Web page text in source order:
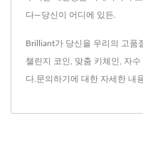
다—당신이 어디에 있든.
Brilliant가 당신을 우리의 고품
챌린지 코인 맞춤 키체인 자수
다. 문의하기 에 대한 자세한 내